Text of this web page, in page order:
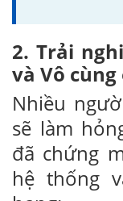
2. Trải
và Vô cùng
Nhiều
sẽ làm
đã chứng
hệ thống